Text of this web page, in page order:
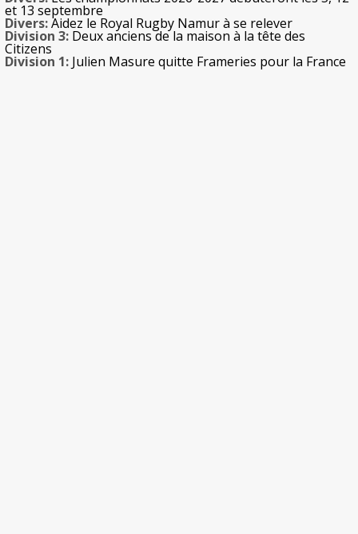
et 13 septembre
Divers:Aidez le Royal Rugby Namur à se relever
Division 3: Deux anciens de la maison à la tête des
Citizens
Division 1: Julien Masure quitte Frameries pour la France